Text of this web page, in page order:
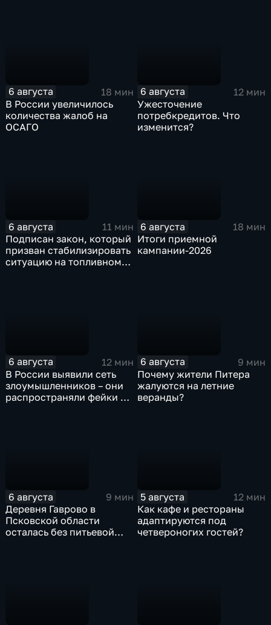
6 августа
18 мин
В России увеличилось
количества жалоб на
ОСАГО
6 августа
12 мин
Ужесточение
потребкредитов. Что
изменится?
6 августа
11 мин
Подписан закон, который
призван стабилизировать
ситуацию на топливном
6 августа
18 мин
Итоги приемной
кампании-2026
6 августа
12 мин
В России выявили сеть
злоумышленников – они
распространяли фейки и
6 августа
9 мин
Почему жители Питера
жалуются на летние
веранды?
6 августа
9 мин
Деревня Гаврово в
Псковской области
осталась без питьевой
5 августа
12 мин
Как кафе и рестораны
адаптируются под
четвероногих гостей?